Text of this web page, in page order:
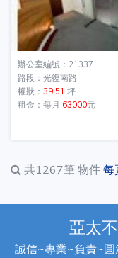
辦公室編號：21337
路段：光復南路
權狀： 39.51 坪
租金：每月 63000元
共1267筆 物件 每
亞太
誠信~專業~負責~